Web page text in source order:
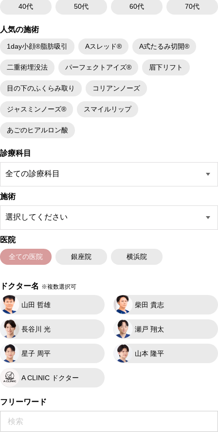
40代 50代 60代 70代
人気の施術
1day小顔®脂肪吸引 Aスレッド® A式たるみ切開®
二重術埋没法 パーフェクトアイズ® 眉下リフト
目の下のふくらみ取り コリアンノーズ
ジャスミンノーズ® スマイルリップ
あごのヒアルロン酸
診療科目
施術
医院
全ての医院 銀座院 横浜院
ドクター名 ※複数選択可
山田 哲雄 柴田 貴志
長谷川 光 瀬戸 翔太
星子 周平 山本 隆平
A CLINIC ドクター
フリーワード